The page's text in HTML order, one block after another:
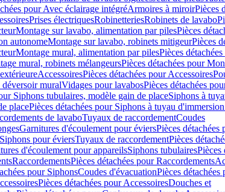
pour Avec éclairage intégréArmoires à miroirPièces
Prises électriquesRobinetteriesRobinets de lavabo
Montage sur lavabo, alimentation par pilesPièces
autonomeMontage sur lavabo, robinets mitigeurPièces
Montage mural, alimentation par pilesPièces
mural, robinets mélangeursPièces détachées pour
AccessoiresPièces détachées pour Accessoires
déversoir muralVidages pour lavabosPièces détachées
Siphons tubulaires, modèle gain de placeSiphons à
placePièces détachées pour Siphons à tuyau
de lavaboTuyaux de raccordementCoudes
Garnitures d'écoulement pour éviersPièces détachées
pour éviersTuyaux de raccordementPièces
d'écoulement pour appareilsSiphons tubulairesPièces
RaccordementsPièces détachées pour Raccordements
pour SiphonsCoudes d'évacuationPièces détachées
Pièces détachées pour AccessoiresDouches et